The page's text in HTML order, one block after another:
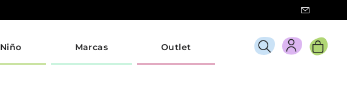
Niño Marcas Outlet